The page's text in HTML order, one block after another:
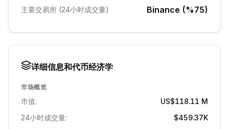
主要交易所 (24小时成交量) Binance (%75)
详细信息和代币经济学
市场概览
市值:
US$118.11 M
24小时成交量:
$459.37K